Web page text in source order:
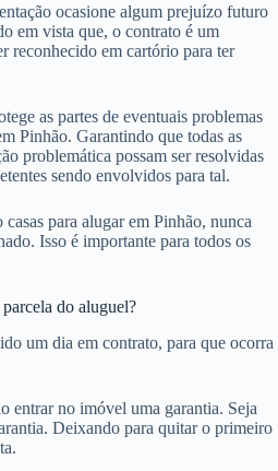
ocasione algum prejuízo futuro
em vista que, o contrato é um
reconhecido em cartório para ter
as partes de eventuais problemas
Pinhão. Garantindo que todas as
problemática possam ser resolvidas
sendo envolvidos para tal.
para alugar em Pinhão, nunca
Isso é importante para todos os
do aluguel?
um dia em contrato, para que ocorra
entrar no imóvel uma garantia. Seja
Deixando para quitar o primeiro